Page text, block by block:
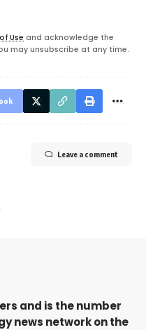
Use and acknowledge the
may unsubscribe at any time.
Leave a comment
and is the number
news network on the